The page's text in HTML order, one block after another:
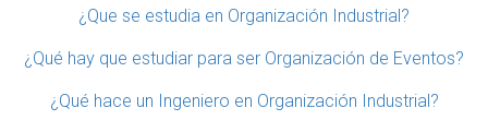
¿Que se estudia en Organización Industrial?
¿Qué hay que estudiar para ser Organización de Eventos?
¿Qué hace un Ingeniero en Organización Industrial?